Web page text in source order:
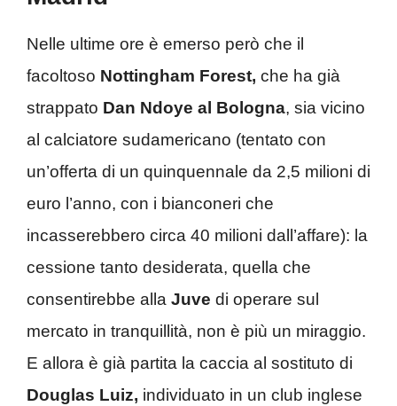
Nelle ultime ore è emerso però che il
facoltoso Nottingham Forest, che ha già
strappato Dan Ndoye al Bologna, sia vicino
al calciatore sudamericano (tentato con
un’offerta di un quinquennale da 2,5 milioni di
euro l’anno, con i bianconeri che
incasserebbero circa 40 milioni dall’affare): la
cessione tanto desiderata, quella che
consentirebbe alla Juve di operare sul
mercato in tranquillità, non è più un miraggio.
E allora è già partita la caccia al sostituto di
Douglas Luiz, individuato in un club inglese